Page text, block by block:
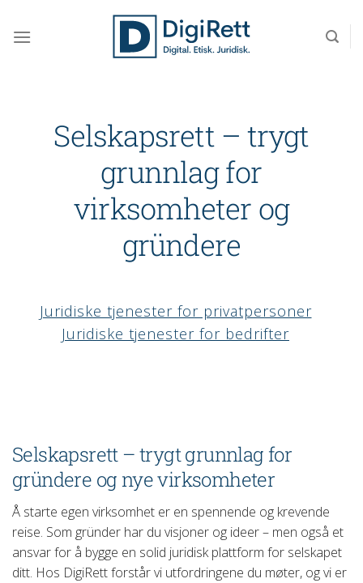
Selskapsrett – trygt
grunnlag for
virksomheter og
gründere
Juridiske tjenester for privatpersoner
Juridiske tjenester for bedrifter
Selskapsrett – trygt grunnlag for
gründere og nye virksomheter
Å starte egen virksomhet er en spennende og krevende
reise. Som gründer har du visjoner og ideer – men også et
ansvar for å bygge en solid juridisk plattform for selskapet
ditt. Hos DigiRett forstår vi utfordringene du møter, og vi er